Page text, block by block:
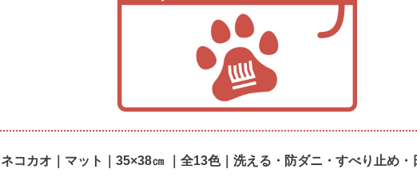
ネコカオ｜マット｜35×38㎝ ｜全13色｜洗える・防ダニ・すべり止め・